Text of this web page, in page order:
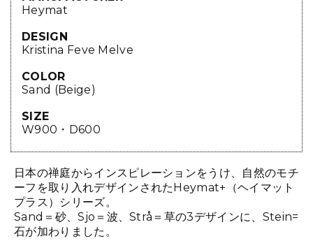
Heymat
DESIGN
Kristina Feve Melve
COLOR
Sand (Beige)
SIZE
W900・D600
日本の禅庭からインスピレーションをうけ、自然のモチ
ーフを取り入れデザインされたHeymat+（ヘイマット
プラス）シリーズ。
Sand＝砂、Sjo＝波、Strå＝草の3デザインに、Stein=
石が加わりました。